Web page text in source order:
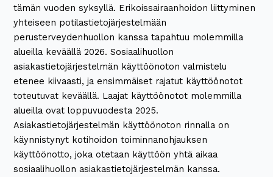
tämän vuoden syksyllä. Erikoissairaanhoidon liittyminen
yhteiseen potilastietojärjestelmään
perusterveydenhuollon kanssa tapahtuu molemmilla
alueilla keväällä 2026. Sosiaalihuollon
asiakastietojärjestelmän käyttöönoton valmistelu
etenee kiivaasti, ja ensimmäiset rajatut käyttöönotot
toteutuvat keväällä. Laajat käyttöönotot molemmilla
alueilla ovat loppuvuodesta 2025.
Asiakastietojärjestelmän käyttöönoton rinnalla on
käynnistynyt kotihoidon toiminnanohjauksen
käyttöönotto, joka otetaan käyttöön yhtä aikaa
sosiaalihuollon asiakastietojärjestelmän kanssa.